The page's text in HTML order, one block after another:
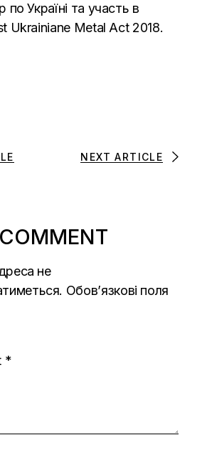
по Україні та участь в
Ukrainiane Metal Act 2018.
NEXT ARTICLE
не
Обов’язкові поля